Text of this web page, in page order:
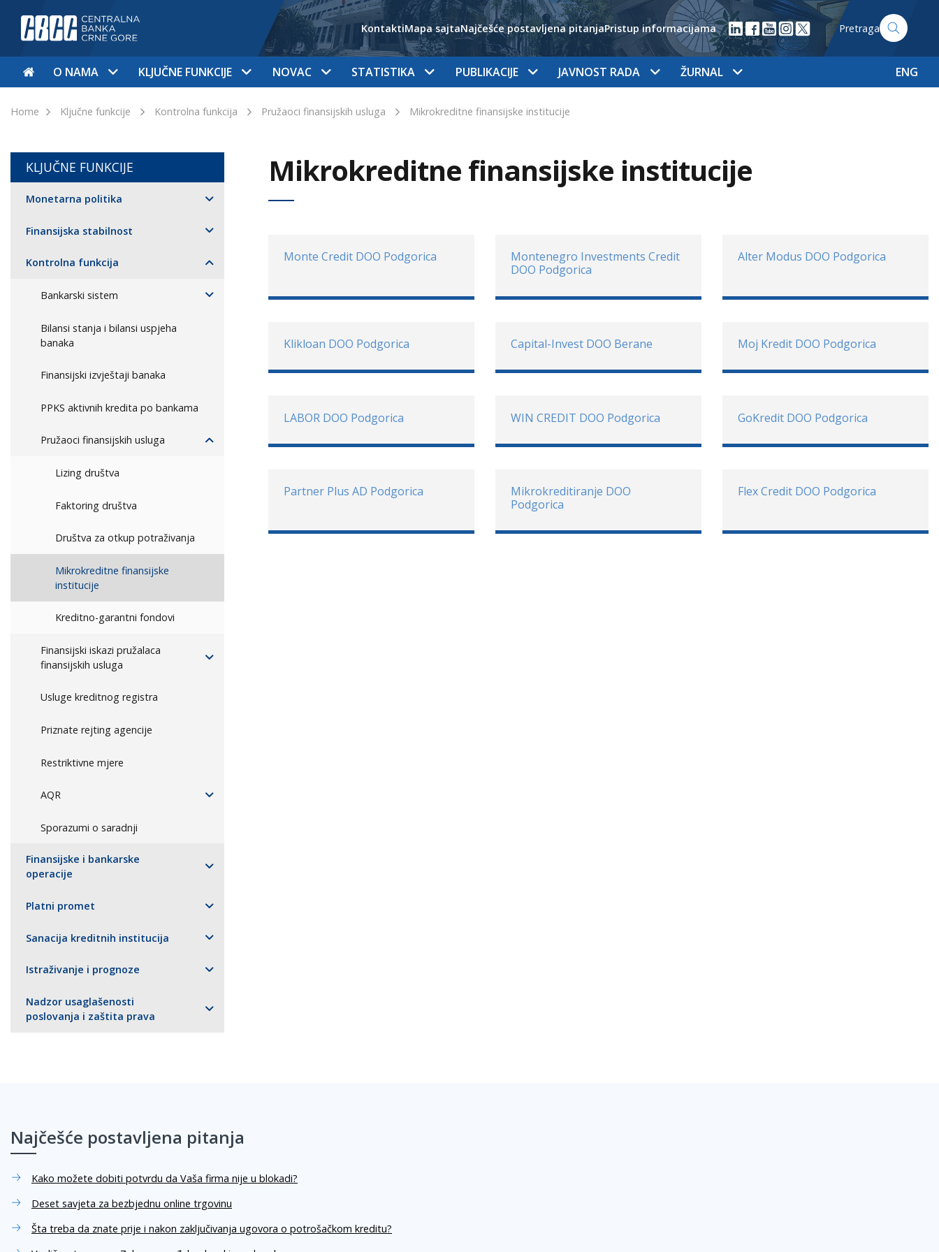
KontaktiMapa sajtaNajčešće postavljena pitanjaPristup informacijama Pretraga
O NAMA KLJUČNE FUNKCIJE NOVAC STATISTIKA PUBLIKACIJE JAVNOST RADA ŽURNAL ENG
Home Ključne funkcije Kontrolna funkcija Pružaoci finansijskih usluga Mikrokreditne finansijske institucije
KLJUČNE FUNKCIJE
Monetarna politika
Finansijska stabilnost
Kontrolna funkcija
Bankarski sistem
Bilansi stanja i bilansi uspjeha
banaka
Finansijski izvještaji banaka
PPKS aktivnih kredita po bankama
Pružaoci finansijskih usluga
Lizing društva
Faktoring društva
Društva za otkup potraživanja
Mikrokreditne finansijske
institucije
Kreditno-garantni fondovi
Finansijski iskazi pružalaca
finansijskih usluga
Usluge kreditnog registra
Priznate rejting agencije
Restriktivne mjere
AQR
Sporazumi o saradnji
Finansijske i bankarske
operacije
Platni promet
Sanacija kreditnih institucija
Istraživanje i prognoze
Nadzor usaglašenosti
poslovanja i zaštita prava
Mikrokreditne finansijske institucije
Monte Credit DOO Podgorica
Montenegro Investments Credit
DOO Podgorica
Alter Modus DOO Podgorica
Klikloan DOO Podgorica Capital-Invest DOO Berane Moj Kredit DOO Podgorica
LABOR DOO Podgorica WIN CREDIT DOO Podgorica GoKredit DOO Podgorica
Partner Plus AD Podgorica
Mikrokreditiranje DOO
Podgorica
Flex Credit DOO Podgorica
Najčešće postavljena pitanja
Kako možete dobiti potvrdu da Vaša firma nije u blokadi?
Deset savjeta za bezbjednu online trgovinu
Šta treba da znate prije i nakon zaključivanja ugovora o potrošačkom kreditu?